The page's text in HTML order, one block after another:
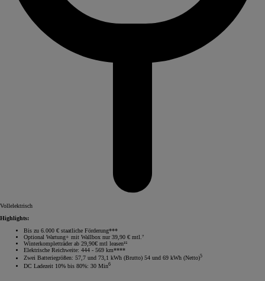
Vollelektrisch
Highlights:
Bis zu 6.000 € staatliche Förderung***
Optional Wartung+ mit Wallbox nur 39,90 € mtl.⁷
Winterkompletträder ab 29,90€ mtl leasen¹⁵
Elektrische Reichweite: 444 - 569 km****
Zwei Batteriegrößen: 57,7 und 73,1 kWh (Brutto) 54 und 69 kWh (Netto)5
DC Ladezeit 10% bis 80%: 30 Min6